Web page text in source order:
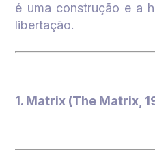
é uma construção e a
libertação.
1. Matrix (The Matrix,